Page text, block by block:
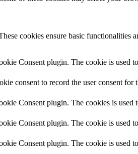
cookies ensure basic functionalities
Consent plugin. The cookie is used
consent to record the user consent
Consent plugin. The cookies is used
Consent plugin. The cookie is used
Consent plugin. The cookie is used